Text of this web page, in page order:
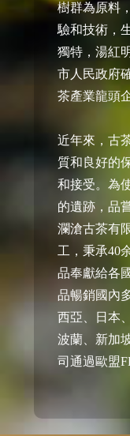
樹群為原料
驗和技術，
獨特，湯紅
市人民政府
茶產業龍頭
近年來，古
質和良好的
和接受。為
的遺跡，品
瀾滄古茶有
工，秉承40
品奉獻給各
品暢銷國內
西亞、日本
波蘭、新加
司通過歐盟